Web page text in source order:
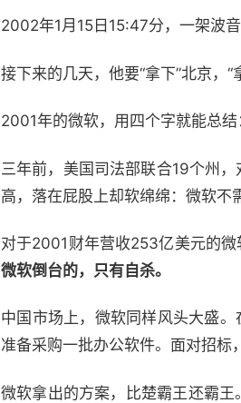
2002年1月15日15:47分，一架波
接下来的几天，他要“拿下”北京，“
2001年的微软，用四个字就能总结
三年前，美国司法部联合19个州
高，落在屁股上却软绵绵：微软不
对于2001财年营收253亿美元的
微软倒台的，只有自杀。
中国市场上，微软同样风头大盛
准备采购一批办公软件。面对招标
微软拿出的方案，比楚霸王还霸